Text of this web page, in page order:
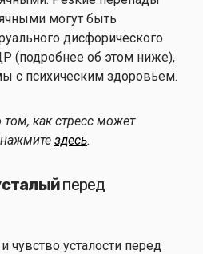
могут быть
дисфорического
(подробнее об этом ниже),
с психическим здоровьем.
как стресс может
здесь.
перед
чувство усталости перед